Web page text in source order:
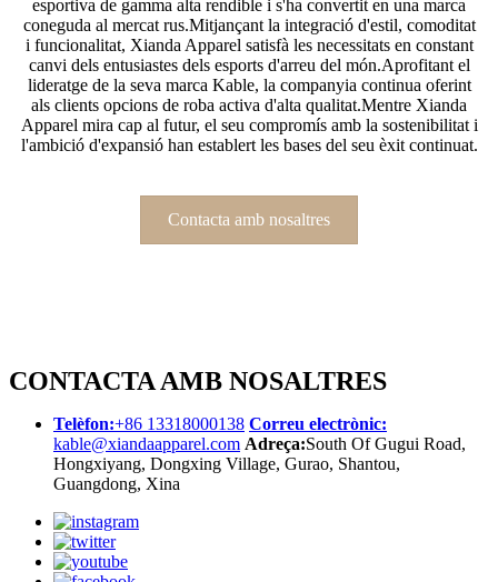
esportiva de gamma alta rendible i s'ha convertit en una marca
coneguda al mercat rus.Mitjançant la integració d'estil, comoditat
i funcionalitat, Xianda Apparel satisfà les necessitats en constant
canvi dels entusiastes dels esports d'arreu del món.Aprofitant el
lideratge de la seva marca Kable, la companyia continua oferint
als clients opcions de roba activa d'alta qualitat.Mentre Xianda
Apparel mira cap al futur, el seu compromís amb la sostenibilitat i
l'ambició d'expansió han establert les bases del seu èxit continuat.
Contacta amb nosaltres
CONTACTA AMB NOSALTRES
Telèfon:+86 13318000138 Correu electrònic:
kable@xiandaapparel.com Adreça:South Of Gugui Road,
Hongxiyang, Dongxing Village, Gurao, Shantou,
Guangdong, Xina